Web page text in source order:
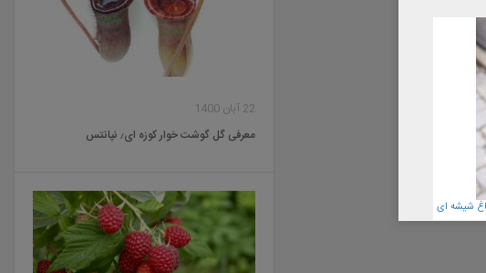
22 آبان 1400
معرفی گل گوشت خوار کوزه ای٫ نپانتس
شیشه ای